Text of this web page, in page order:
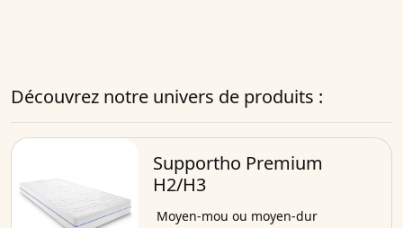
Découvrez notre univers de produits :
Supportho Premium
H2/H3
Moyen-mou ou moyen-dur